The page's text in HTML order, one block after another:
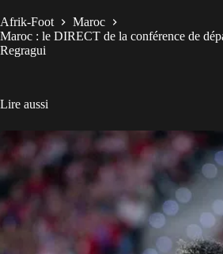
Afrik-Foot
Maroc
Maroc : le DIRECT de la conférence de
Regragui
Lire aussi